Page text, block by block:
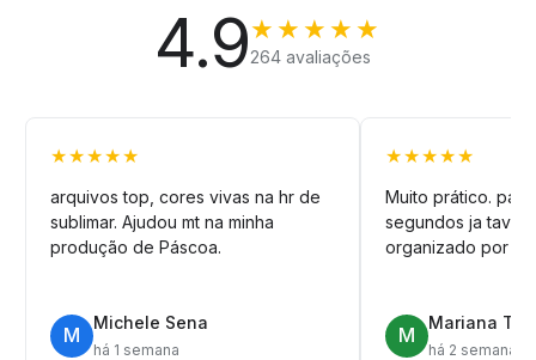
4.9★★★★★
264 avaliações
★★★★★
arquivos top, cores vivas na hr de
sublimar. Ajudou mt na minha
produção de Páscoa.
M
Michele Sena
há 1 semana
★★★★★
Muito prático.
segundos ja tava
organizado por
M
Mariana T.
há 2 semanas